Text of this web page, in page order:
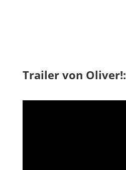
Trailer von Oliver!: